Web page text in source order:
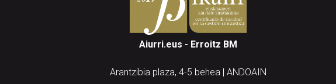
Aiurri.eus - Erroitz BM
Arantzibia plaza, 4-5 behea | ANDOAIN